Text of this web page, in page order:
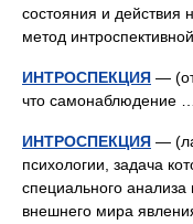
состояния и действия
метод
ИНТРОСПЕКЦИЯ —
что самонаблюдение
ИНТРОСПЕКЦИЯ —
психологии, задача
специального анализа
внешнего мира